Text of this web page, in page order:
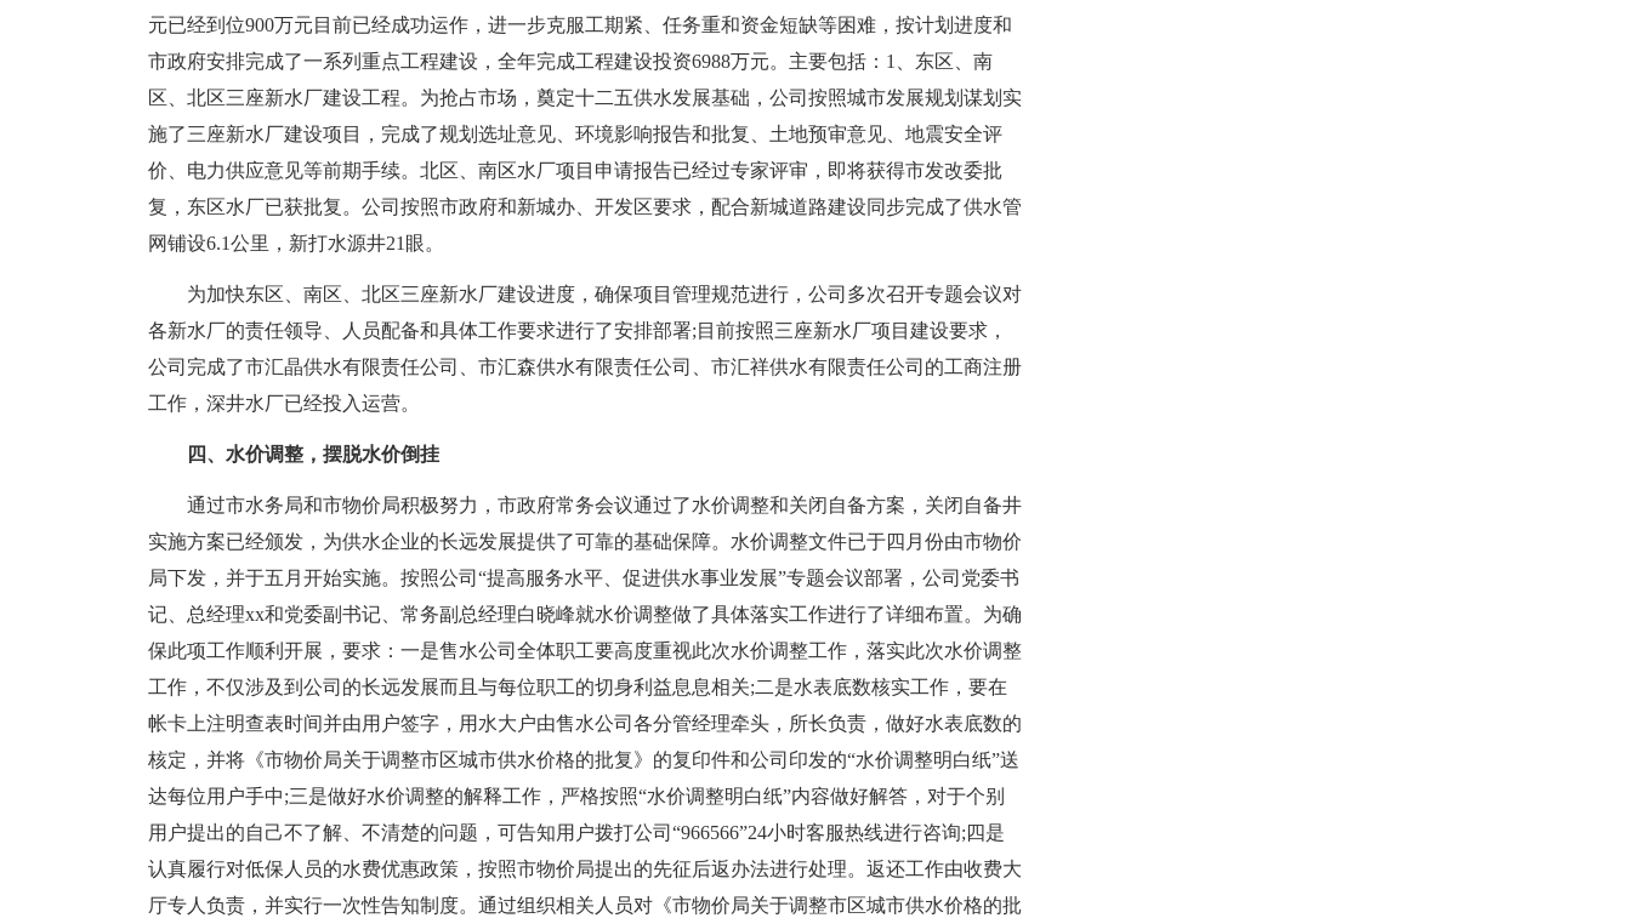
元已经到位900万元目前已经成功运作，进一步克服工期紧、任务重和资金短缺等困难，按计划进度和
市政府安排完成了一系列重点工程建设，全年完成工程建设投资6988万元。主要包括：1、东区、南
区、北区三座新水厂建设工程。为抢占市场，奠定十二五供水发展基础，公司按照城市发展规划谋划实
施了三座新水厂建设项目，完成了规划选址意见、环境影响报告和批复、土地预审意见、地震安全评
价、电力供应意见等前期手续。北区、南区水厂项目申请报告已经过专家评审，即将获得市发改委批
复，东区水厂已获批复。公司按照市政府和新城办、开发区要求，配合新城道路建设同步完成了供水管
网铺设6.1公里，新打水源井21眼。
为加快东区、南区、北区三座新水厂建设进度，确保项目管理规范进行，公司多次召开专题会议对
各新水厂的责任领导、人员配备和具体工作要求进行了安排部署;目前按照三座新水厂项目建设要求，
公司完成了市汇晶供水有限责任公司、市汇森供水有限责任公司、市汇祥供水有限责任公司的工商注册
工作，深井水厂已经投入运营。
四、水价调整，摆脱水价倒挂
通过市水务局和市物价局积极努力，市政府常务会议通过了水价调整和关闭自备方案，关闭自备井
实施方案已经颁发，为供水企业的长远发展提供了可靠的基础保障。水价调整文件已于四月份由市物价
局下发，并于五月开始实施。按照公司“提高服务水平、促进供水事业发展”专题会议部署，公司党委书
记、总经理xx和党委副书记、常务副总经理白晓峰就水价调整做了具体落实工作进行了详细布置。为确
保此项工作顺利开展，要求：一是售水公司全体职工要高度重视此次水价调整工作，落实此次水价调整
工作，不仅涉及到公司的长远发展而且与每位职工的切身利益息息相关;二是水表底数核实工作，要在
帐卡上注明查表时间并由用户签字，用水大户由售水公司各分管经理牵头，所长负责，做好水表底数的
核定，并将《市物价局关于调整市区城市供水价格的批复》的复印件和公司印发的“水价调整明白纸”送
达每位用户手中;三是做好水价调整的解释工作，严格按照“水价调整明白纸”内容做好解答，对于个别
用户提出的自己不了解、不清楚的问题，可告知用户拨打公司“966566”24小时客服热线进行咨询;四是
认真履行对低保人员的水费优惠政策，按照市物价局提出的先征后返办法进行处理。返还工作由收费大
厅专人负责，并实行一次性告知制度。通过组织相关人员对《市物价局关于调整市区城市供水价格的批